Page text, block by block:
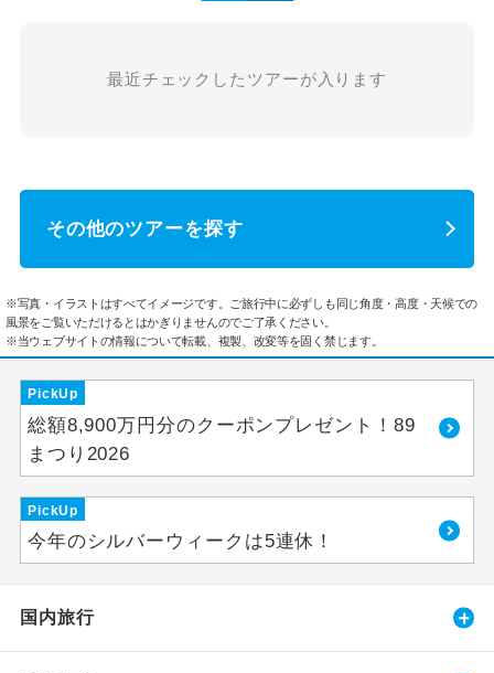
最近チェックしたツアーが入ります
その他のツアーを探す
※写真・イラストはすべてイメージです。ご旅行中に必ずしも同じ角度・高度・天候での
風景をご覧いただけるとはかぎりませんのでご了承ください。
※当ウェブサイトの情報について転載、複製、改変等を固く禁じます。
PickUp
総額8,900万円分のクーポンプレゼント！89
まつり2026
PickUp
今年のシルバーウィークは5連休！
国内旅行